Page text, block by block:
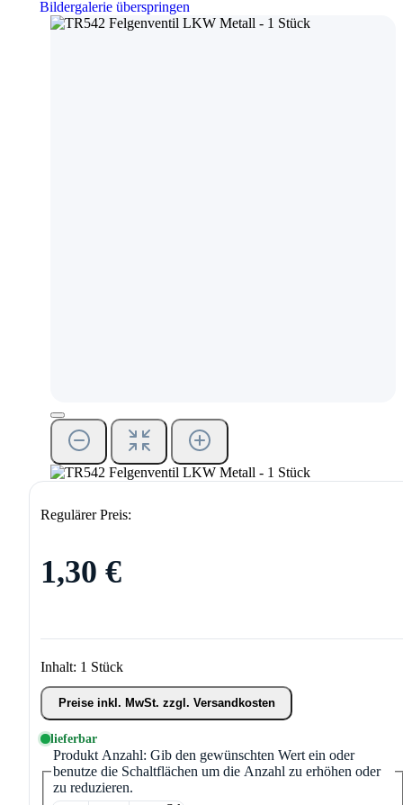
Bildergalerie überspringen
Regulärer Preis:
1,30 €
Inhalt: 1 Stück
Preise inkl. MwSt. zzgl. Versandkosten
lieferbar
Produkt Anzahl: Gib den gewünschten Wert ein oder
benutze die Schaltflächen um die Anzahl zu erhöhen oder
zu reduzieren.